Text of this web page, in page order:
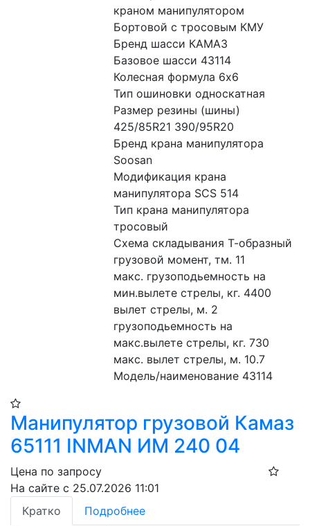
краном манипулятором
Бортовой с тросовым КМУ
Бренд шасси КАМАЗ
Базовое шасси 43114
Колесная формула 6x6
Тип ошиновки односкатная
Размер резины (шины)
425/85R21 390/95R20
Бренд крана манипулятора
Soosan
Модификация крана
манипулятора SCS 514
Тип крана манипулятора
тросовый
Схема складывания Т-образный
грузовой момент, тм. 11
макс. грузоподьемность на
мин.вылете стрелы, кг. 4400
вылет стрелы, м. 2
грузоподьемность на
макс.вылете стрелы, кг. 730
макс. вылет стрелы, м. 10.7
Модель/наименование 43114
Манипулятор грузовой Камаз
65111 INMAN ИМ 240 04
Цена по запросу
На сайте с 25.07.2026 11:01
Кратко
Подробнее